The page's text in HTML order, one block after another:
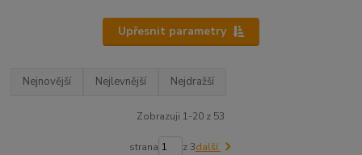
Upřesnit parametry
Nejnovější Nejlevnější Nejdražší
Zobrazuji 1-20 z 53
strana z 3další